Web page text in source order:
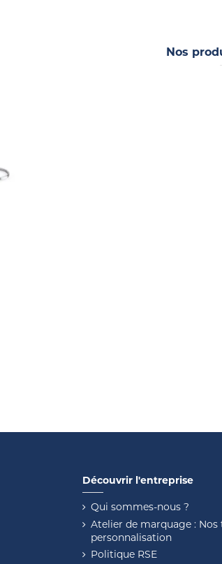
Nos
Découvrir l'entreprise
Qui sommes-nous ?
Atelier de marquage : Nos
personnalisation
Politique RSE